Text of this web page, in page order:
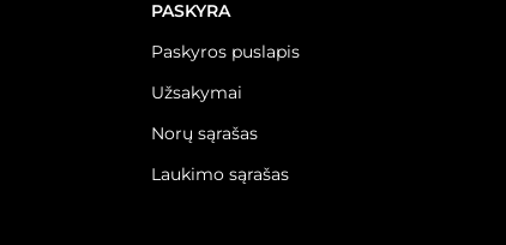
PASKYRA
Paskyros puslapis
Užsakymai
Norų sąrašas
Laukimo sąrašas